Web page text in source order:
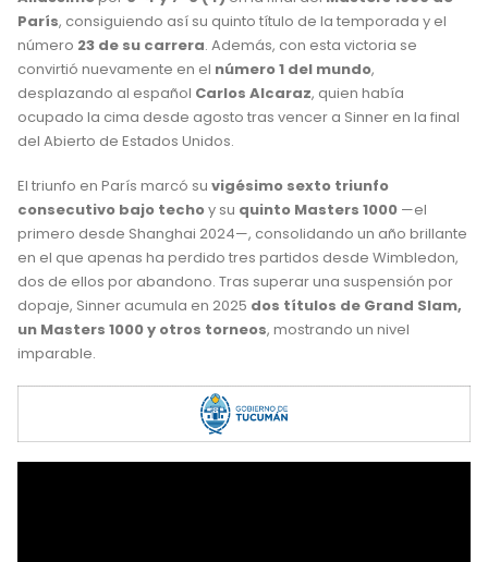
París, consiguiendo así su quinto título de la temporada y el
número 23 de su carrera. Además, con esta victoria se
convirtió nuevamente en el número 1 del mundo,
desplazando al español Carlos Alcaraz, quien había
ocupado la cima desde agosto tras vencer a Sinner en la final
del Abierto de Estados Unidos.
El triunfo en París marcó su vigésimo sexto triunfo
consecutivo bajo techoy su quinto Masters 1000 —el
primero desde Shanghai 2024—, consolidando un año brillante
en el que apenas ha perdido tres partidos desde Wimbledon,
dos de ellos por abandono. Tras superar una suspensión por
dopaje, Sinner acumula en 2025 dos títulos de Grand Slam,
un Masters 1000 y otros torneos, mostrando un nivel
imparable.